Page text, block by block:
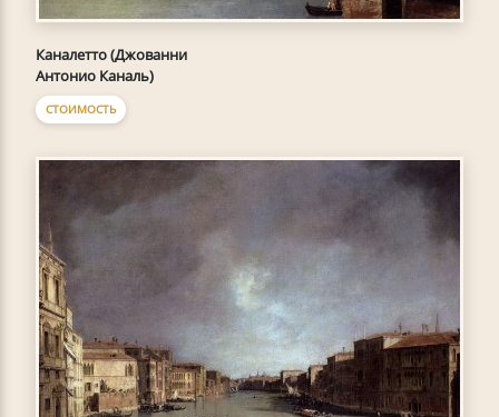
Каналетто (Джованни
Антонио Каналь)
СТОИМОСТЬ